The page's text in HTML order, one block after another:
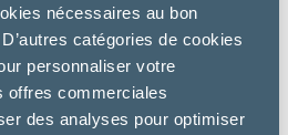
nécessaires au bon
catégories de cookies
personnaliser votre
offres commerciales
des analyses pour optimiser